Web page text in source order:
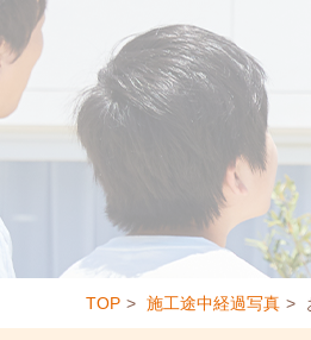
TOP 施工途中経過写真